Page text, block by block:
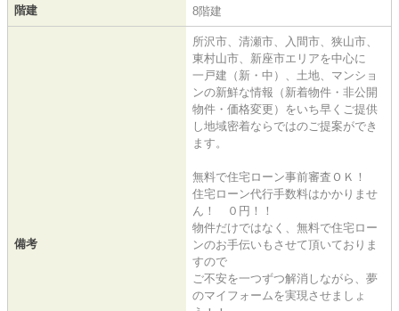
階建 8階建
備考
所沢市、清瀬市、入間市、狭山市、
東村山市、新座市エリアを中心に
一戸建（新・中）、土地、マンショ
ンの新鮮な情報（新着物件・非公開
物件・価格変更）をいち早くご提供
し地域密着ならではのご提案ができ
ます。
無料で住宅ローン事前審査ＯＫ！
住宅ローン代行手数料はかかりませ
ん！ ０円！！
物件だけではなく、無料で住宅ロー
ンのお手伝いもさせて頂いておりま
すので
ご不安を一つずつ解消しながら、夢
のマイフォームを実現させましょ